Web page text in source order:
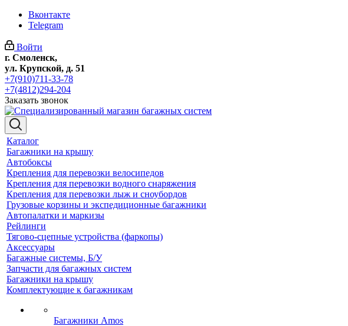
Вконтакте
Telegram
Войти
г. Смоленск,
ул. Крупской, д. 51
+7(910)711-33-78
+7(4812)294-204
Заказать звонок
Каталог
Багажники на крышу
Автобоксы
Крепления для перевозки велосипедов
Крепления для перевозки водного снаряжения
Крепления для перевозки лыж и сноубордов
Грузовые корзины и экспедиционные багажники
Автопалатки и маркизы
Рейлинги
Тягово-сцепные устройства (фаркопы)
Аксессуары
Багажные системы, Б/У
Запчасти для багажных систем
Багажники на крышу
Комплектующие к багажникам
Багажники Amos